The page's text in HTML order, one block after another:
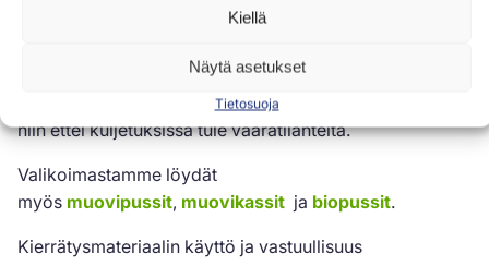
Kiellä
Näytä asetukset
Tietosuoja
Etenkin terveydenhuollossa, mutta toki myös
signaalivärit ovat yleisiä. Niillä on helppo erottaa esim.
energiajae, biologinen, tartuntavaarallinen, terävä jne.
niin ettei kuljetuksissa tule vaaratilanteita.
Valikoimastamme löydät
myös muovipussit, muovikassit ja biopussit.
Kierrätysmateriaalin käyttö ja vastuullisuus